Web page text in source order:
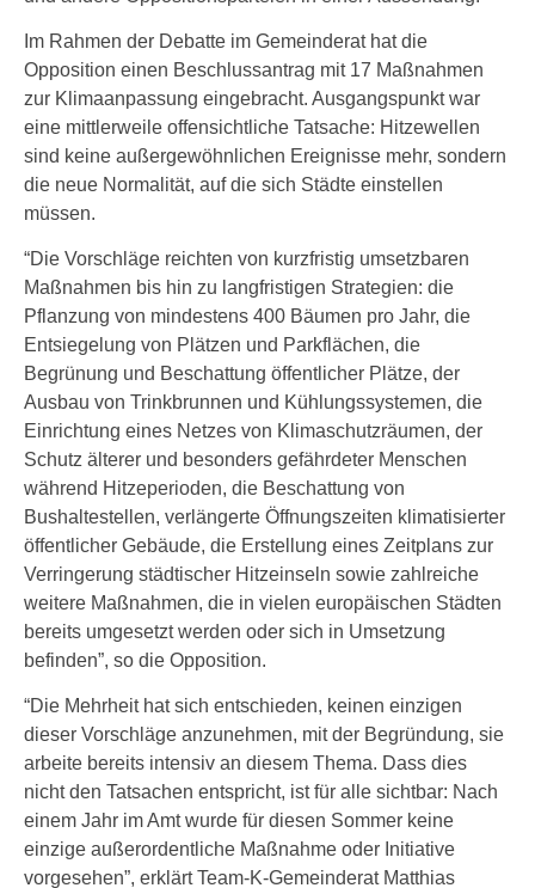
Im Rahmen der Debatte im Gemeinderat hat die
Opposition einen Beschlussantrag mit 17 Maßnahmen
zur Klimaanpassung eingebracht. Ausgangspunkt war
eine mittlerweile offensichtliche Tatsache: Hitzewellen
sind keine außergewöhnlichen Ereignisse mehr, sondern
die neue Normalität, auf die sich Städte einstellen
müssen.
“Die Vorschläge reichten von kurzfristig umsetzbaren
Maßnahmen bis hin zu langfristigen Strategien: die
Pflanzung von mindestens 400 Bäumen pro Jahr, die
Entsiegelung von Plätzen und Parkflächen, die
Begrünung und Beschattung öffentlicher Plätze, der
Ausbau von Trinkbrunnen und Kühlungssystemen, die
Einrichtung eines Netzes von Klimaschutzräumen, der
Schutz älterer und besonders gefährdeter Menschen
während Hitzeperioden, die Beschattung von
Bushaltestellen, verlängerte Öffnungszeiten klimatisierter
öffentlicher Gebäude, die Erstellung eines Zeitplans zur
Verringerung städtischer Hitzeinseln sowie zahlreiche
weitere Maßnahmen, die in vielen europäischen Städten
bereits umgesetzt werden oder sich in Umsetzung
befinden”, so die Opposition.
“Die Mehrheit hat sich entschieden, keinen einzigen
dieser Vorschläge anzunehmen, mit der Begründung, sie
arbeite bereits intensiv an diesem Thema. Dass dies
nicht den Tatsachen entspricht, ist für alle sichtbar: Nach
einem Jahr im Amt wurde für diesen Sommer keine
einzige außerordentliche Maßnahme oder Initiative
vorgesehen”, erklärt Team-K-Gemeinderat Matthias